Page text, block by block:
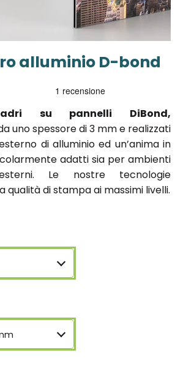
alluminio D-bond
su pannelli DiBond,
uno spessore di 3 mm e realizzati
di alluminio ed un’anima in
adatti sia per ambienti
Le nostre tecnologie
qualità di stampa ai massimi livelli.